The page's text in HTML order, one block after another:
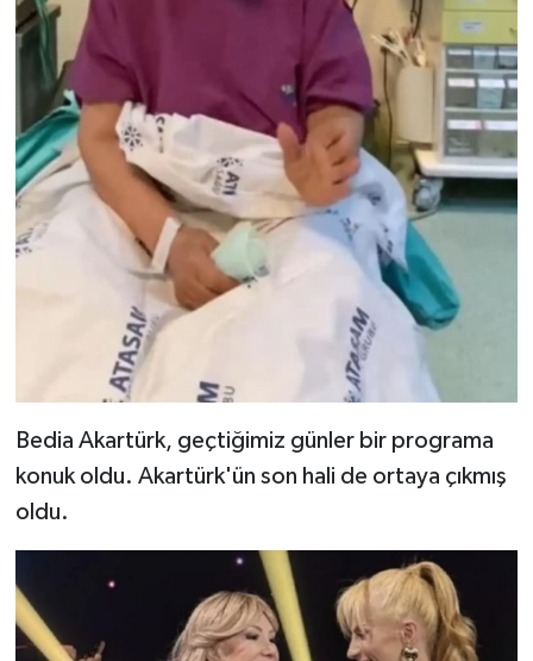
Bedia Akartürk, geçtiğimiz günler bir programa
konuk oldu. Akartürk'ün son hali de ortaya çıkmış
oldu.